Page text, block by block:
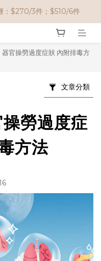
享9折；HK$1500享85折
：$270/3件；$510/6件
享9折；HK$1500享85折
器官操勞過度症狀 內附排毒方
文章分類
操勞過度症
方法